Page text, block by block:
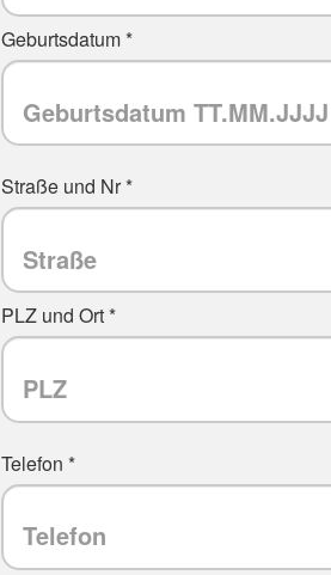
Geburtsdatum *
Straße und Nr *
PLZ und Ort *
Telefon *